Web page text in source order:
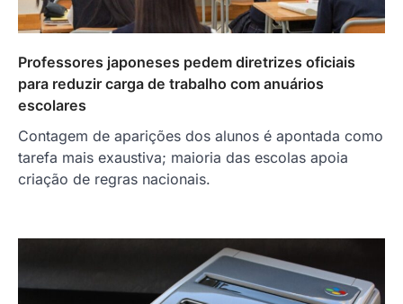
Professores japoneses pedem diretrizes oficiais
para reduzir carga de trabalho com anuários
escolares
Contagem de aparições dos alunos é apontada como
tarefa mais exaustiva; maioria das escolas apoia
criação de regras nacionais.